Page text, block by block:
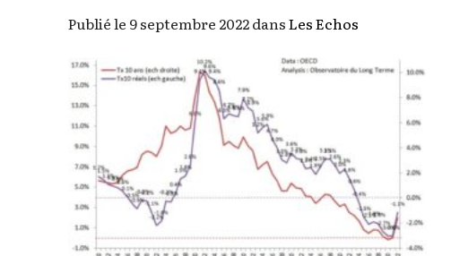
Publié le 9 septembre 2022 dansLes Echos